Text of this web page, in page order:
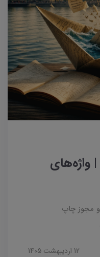
داستانک شماره‌ی ۴۲ | واژه‌های
مجوز چاپ
12 ارديبهشت 1405